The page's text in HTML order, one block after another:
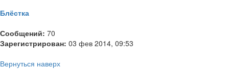
Блёстка
Сообщений: 70
Зарегистрирован: 03 фев 2014, 09:53
Вернуться наверх